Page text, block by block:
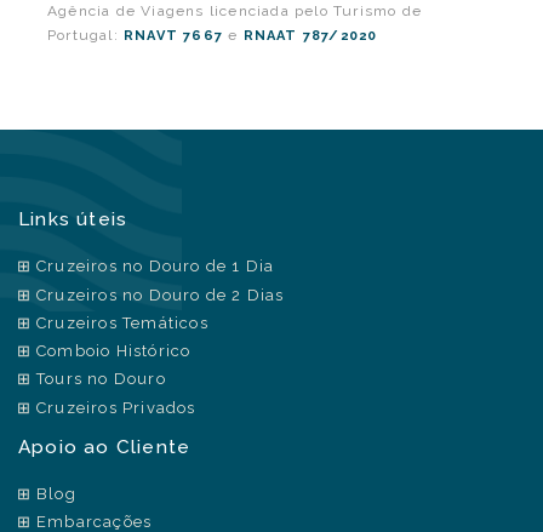
Agência de Viagens licenciada pelo Turismo de
Portugal: RNAVT 7667 e RNAAT 787/2020
Links úteis
Cruzeiros no Douro de 1 Dia
Cruzeiros no Douro de 2 Dias
Cruzeiros Temáticos
Comboio Histórico
Tours no Douro
Cruzeiros Privados
Apoio ao Cliente
Blog
Embarcações